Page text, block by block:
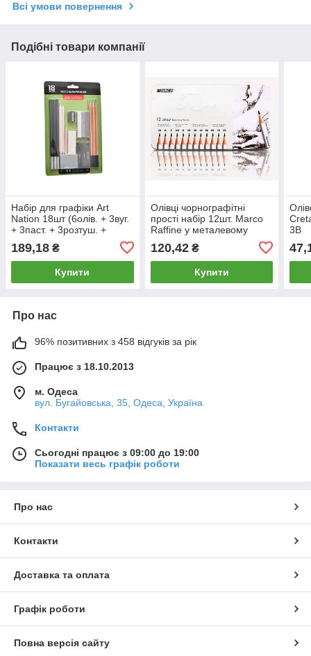
Всі умови повернення
Подібні товари компанії
Набір для графіки Art
Nation 18шт (6олів. + 3вуг.
+ 3паст. + 3розтуш. +
SKD18-SET
189,18 ₴
Купити
Олівці чорнографітні
прості набір 12шт. Marco
Raffine у металевому
120,42₴
Купити
3B
Про нас
96% позитивних з 458 відгуків за рік
Працює з 18.10.2013
м. Одеса
вул. Бугайовська, 35, Одеса, Україна
Контакти
Сьогодні працює з 09:00 до 19:00
Показати весь графік роботи
Про нас
Контакти
Доставка та оплата
Графік роботи
Повна версія сайту